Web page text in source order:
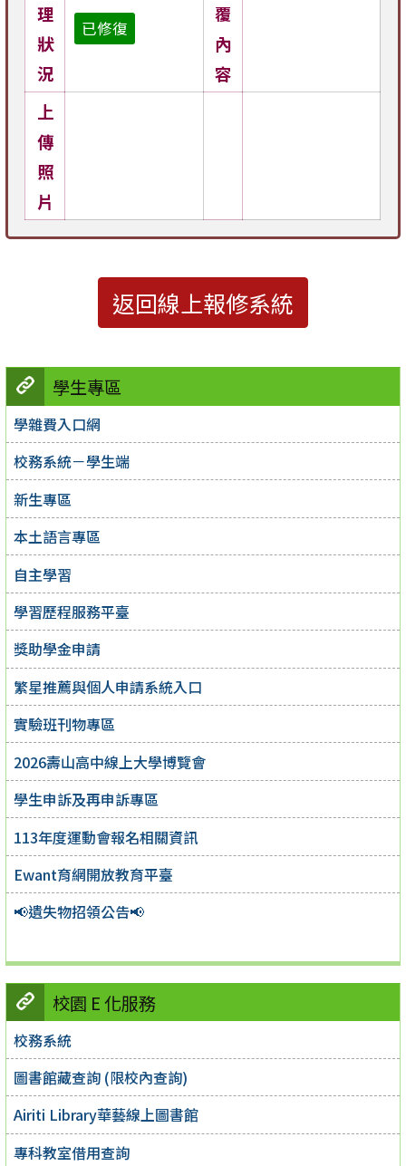
學生專區
學雜費入口網
校務系統－學生端
新生專區
本土語言專區
自主學習
學習歷程服務平臺
獎助學金申請
繁星推薦與個人申請系統入口
實驗班刊物專區
2026壽山高中線上大學博覽會
學生申訴及再申訴專區
113年度運動會報名相關資訊
Ewant育網開放教育平臺
📢遺失物招領公告📢
校園 E 化服務
校務系統
圖書館藏查詢 (限校內查詢)
Airiti Library華藝線上圖書館
專科教室借用查詢
理
狀
況
已修復
覆
內
容
上
傳
照
片
返回線上報修系統